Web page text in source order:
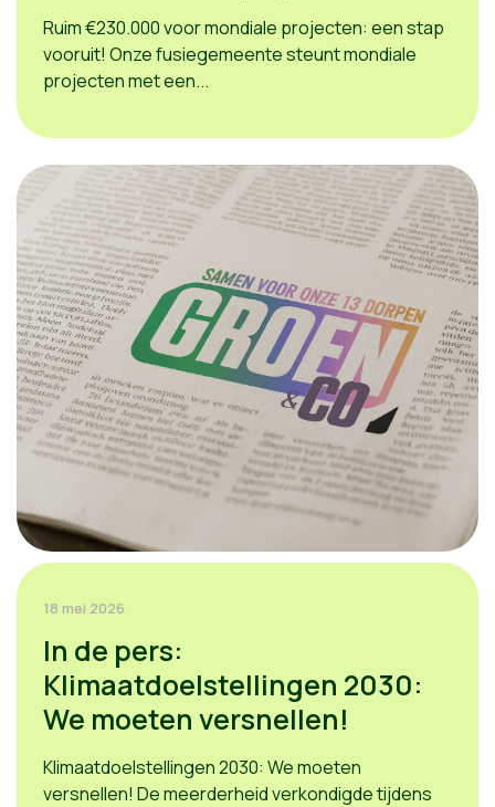
Ruim €230.000 voor mondiale projecten: een stap
vooruit! Onze fusiegemeente steunt mondiale
projecten met een...
18 mei 2026
In de pers:
Klimaatdoelstellingen 2030:
We moeten versnellen!
Klimaatdoelstellingen 2030: We moeten
versnellen! De meerderheid verkondigde tijdens